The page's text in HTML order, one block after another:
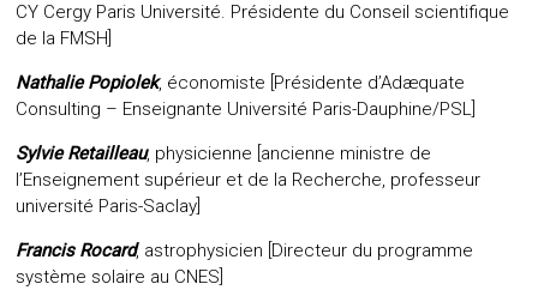
CY Cergy Paris Université. Présidente du Conseil scientifique
de la FMSH]
Nathalie Popiolek, économiste [Présidente d’Adæquate
Consulting – Enseignante Université Paris-Dauphine/PSL]
Sylvie Retailleau, physicienne [ancienne ministre de
l’Enseignement supérieur et de la Recherche, professeur
université Paris-Saclay]
Francis Rocard, astrophysicien [Directeur du programme
système solaire au CNES]